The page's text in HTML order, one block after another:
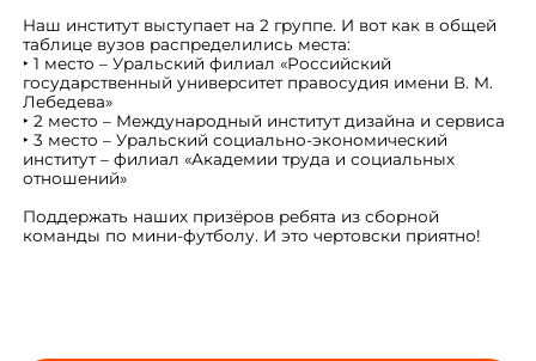
Наш институт выступает на 2 группе. И вот как в общей
таблице вузов распределились места:
‣ 1 место – Уральский филиал «Российский
государственный университет правосудия имени В. М.
Лебедева»
‣ 2 место – Международный институт дизайна и сервиса
‣ 3 место – Уральский социально-экономический
институт – филиал «Академии труда и социальных
отношений»
Поддержать наших призёров ребята из сборной
команды по мини-футболу. И это чертовски приятно!